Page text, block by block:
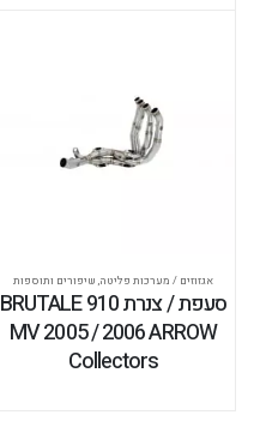
אגזוזים / מערכות פליטה, שיפורים ותוספות
סעפת / צנרת BRUTALE 910
MV 2005 / 2006 ARROW
Collectors